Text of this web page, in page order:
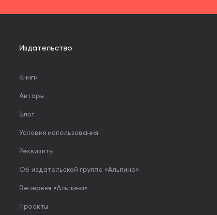
Издательство
Книги
Авторы
Блог
Условия использования
Реквизиты
Об издательской группе «Альпина»
Вечерняя «Альпина»
Проекты